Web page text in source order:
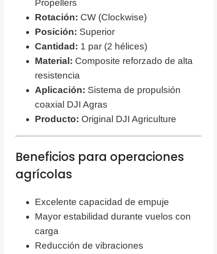
Propellers
Rotación: CW (Clockwise)
Posición: Superior
Cantidad: 1 par (2 hélices)
Material: Composite reforzado de alta
resistencia
Aplicación: Sistema de propulsión
coaxial DJI Agras
Producto: Original DJI Agriculture
Beneficios para operaciones
agrícolas
Excelente capacidad de empuje
Mayor estabilidad durante vuelos con
carga
Reducción de vibraciones